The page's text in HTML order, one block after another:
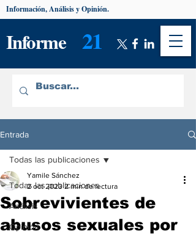
Informe 21
Información, Análisis y Opinión.
Entrada
Todas las publicaciones
Análisis
Opinión
Todas las publicaciones
Sobrevivientes de
abusos sexuales por
Yamile Sánchez
2 oct 2023 2 min de lectura